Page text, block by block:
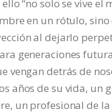
“no solo se vive el
en un rótulo, sino
al dejarlo
generaciones
vengan detrás de
años de su vida, un
un profesional de